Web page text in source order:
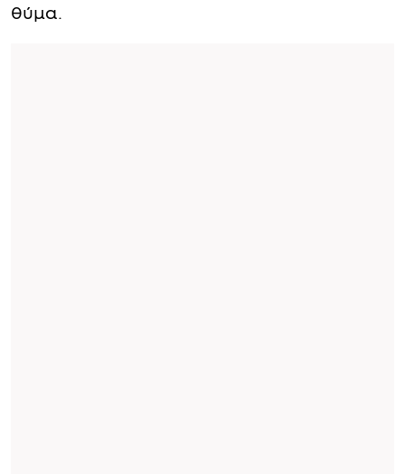
θύμα.